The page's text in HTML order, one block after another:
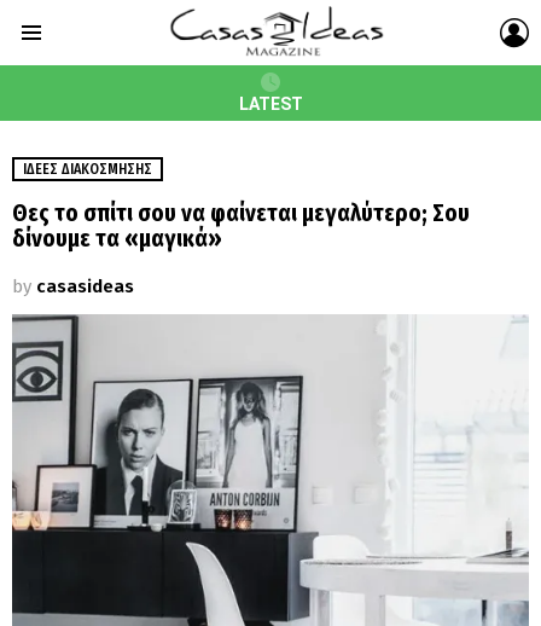
LATEST
ΙΔΈΕΣ ΔΙΑΚΌΣΜΗΣΗΣ
Θες το σπίτι σου να φαίνεται μεγαλύτερο; Σου
δίνουμε τα «μαγικά»
by casasideas